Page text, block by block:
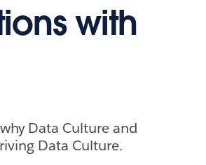
with
Data Culture and
Data Culture.